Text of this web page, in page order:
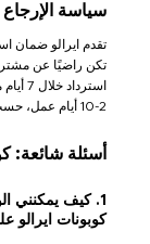
سياسة الإرجاع
2-10 أيام عمل، حسب طريقة الدفع.
أسئلة شائعة:
1. كيف يمكنني
كوبونات ايرالو